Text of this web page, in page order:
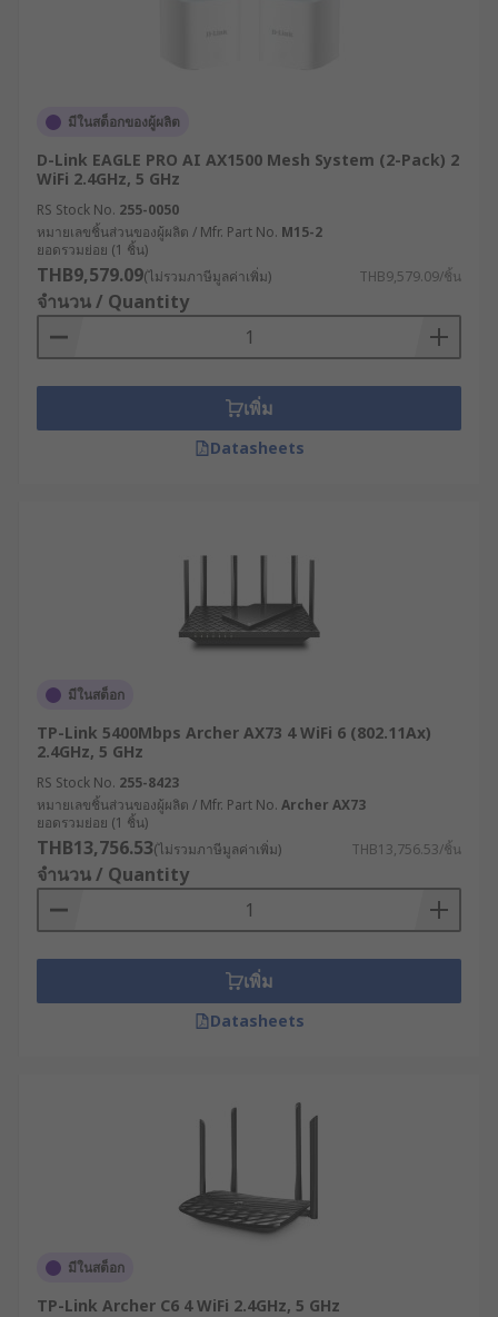
เราเตอร์ไร้สายสำหรับอุตสาหกรรมมีหลากหลาย
ประเภทที่ออกแบบมาเพื่อตอบสนองความต้องการ
เฉพาะทางที่แตกต่างกัน
เราเตอร์เซลลูลาร์ (Cellular Router) : เราเตอร์
ประเภทนี้ใช้เครือข่าย 4G/5G ในการเชื่อมต่อ
อินเทอร์เน็ต เหมาะสำหรับพื้นที่ห่างไกลหรือที่
ไม่มีโครงสร้างพื้นฐานด้านการสื่อสารแบบใช้
สาย หรือต้องการความยืดหยุ่นในการติดตั้ง
เราเตอร์แบบ Dual SIM : เราเตอร์ WiFi แบบที่มา
พร้อมช่องใส่ซิมการ์ด 2 ช่อง สามารถสลับการ
เชื่อมต่อระหว่างผู้ให้บริการได้โดยอัตโนมัติเมื่อ
เครือข่ายหลักมีปัญหา เพิ่มความเสถียรในการ
OpenVPN, PPTP ช่วยสร้างการเชื่อมต่อที่
เราเตอร์ SD-WAN : ใช้เทคโนโลยี Software-
Defined WAN ในการบริหารจัดการแบนด์วิดท์
ลักษณะของแอปพลิเคชันและสภาพเครือข่ายใน
เราเตอร์ Edge Computing : นอกจากทำหน้าที่
เป็นเราเตอร์ WiFi แล้ว ยังมีความสามารถในการ
ประมวลผลข้อมูล ณ จุดที่เกิดข้อมูล (Edge) ลด
การส่งข้อมูลไปยังศูนย์ข้อมูลกลาง เหมาะสำหรับ
ระบบ IoT ที่ต้องการการตอบสนองแบบเรียลไทม์
เราเตอร์ PoE (Power over Ethernet ): สามารถ
จ่ายไฟผ่านสายแลนให้แก่อุปกรณ์ปลายทาง เช่น
โทรศัพท์ VoIP ช่วยลดความซับซ้อนในการเดิน
สายไฟ
และมีระบบจัดการการเชื่อมต่อที่รองรับการ
คู่มือการเลือกเราเตอร์
อินเทอร์เน็ตให้เหมาะกับ
ความต้องการ
มีในสต็อกของผู้ผลิต
D-Link EAGLE PRO AI AX1500 Mesh System (2-Pack) 2
WiFi 2.4GHz, 5 GHz
RS Stock No. 255-0050
หมายเลขชิ้นส่วนของผู้ผลิต / Mfr. Part No. M15-2
ยอดรวมย่อย (1 ชิ้น)
THB9,579.09(ไม่รวมภาษีมูลค่าเพิ่ม) THB9,579.09/ชิ้น
จำนวน / Quantity
เพิ่ม
Datasheets
มีในสต็อก
TP-Link 5400Mbps Archer AX73 4 WiFi 6 (802.11Ax)
2.4GHz, 5 GHz
RS Stock No. 255-8423
หมายเลขชิ้นส่วนของผู้ผลิต / Mfr. Part No. Archer AX73
ยอดรวมย่อย (1 ชิ้น)
THB13,756.53(ไม่รวมภาษีมูลค่าเพิ่ม) THB13,756.53/ชิ้น
จำนวน / Quantity
เพิ่ม
Datasheets
มีในสต็อก
TP-Link Archer C6 4 WiFi 2.4GHz, 5 GHz